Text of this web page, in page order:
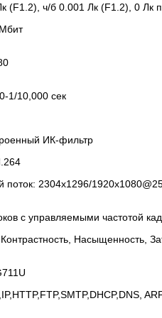
(F1.2), ч/б 0.001 Лк (F1.2), 0 Лк
1/10,000 сек
ИК-фильтр
поток: 2304x1296/
с управляемыми частотой
Контрастность, Насыщенность,